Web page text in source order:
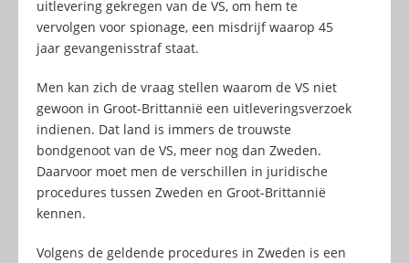
uitlevering gekregen van de VS, om hem te
vervolgen voor spionage, een misdrijf waarop 45
jaar gevangenisstraf staat.
Men kan zich de vraag stellen waarom de VS niet
gewoon in Groot-Brittannië een uitleveringsverzoek
indienen. Dat land is immers de trouwste
bondgenoot van de VS, meer nog dan Zweden.
Daarvoor moet men de verschillen in juridische
procedures tussen Zweden en Groot-Brittannië
kennen.
Volgens de geldende procedures in Zweden is een